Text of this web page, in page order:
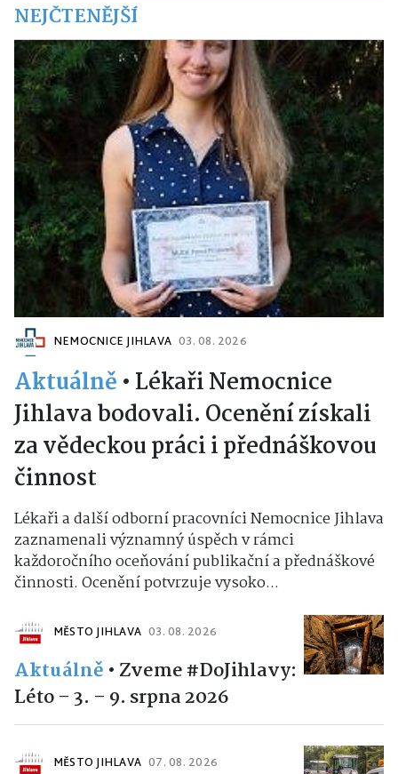
NEJČTENĚJŠÍ
NEMOCNICE JIHLAVA 03. 08. 2026
Aktuálně • Lékaři Nemocnice
Jihlava bodovali. Ocenění získali
za vědeckou práci i přednáškovou
činnost
Lékaři a další odborní pracovníci Nemocnice Jihlava
zaznamenali významný úspěch v rámci
každoročního oceňování publikační a přednáškové
činnosti. Ocenění potvrzuje vysoko...
MĚSTO JIHLAVA 03. 08. 2026
Aktuálně • Zveme #DoJihlavy:
Léto – 3. – 9. srpna 2026
MĚSTO JIHLAVA 07. 08. 2026